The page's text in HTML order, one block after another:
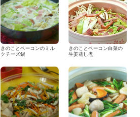
きのことベーコンのミル
クチーズ鍋
きのことベーコン白菜の
生姜蒸し煮